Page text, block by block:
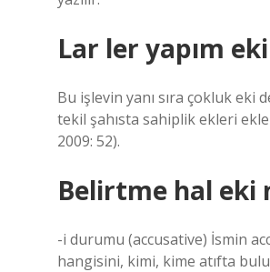
Lar ler yapım
Bu işlevin yanı sıra çokluk eki
tekil şahısta sahiplik ekleri
2009: 52).
Belirtme hal eki
-i durumu (accusative) İsmin
hangisini, kimi, kime atıfta